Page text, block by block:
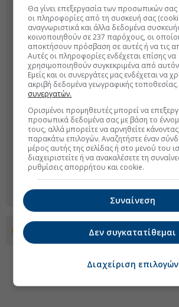
Προσθέστε το euro2day.gr στο
Θα γίνει επεξεργασία των προσωπικών
οι πληροφορίες από τη συσκευή σας
αναγνωριστικά και άλλα δεδομένα
κοινοποιηθούν σε 237 παρόχους, οι
αποκτήσουν πρόσβαση σε αυτές ή να τις
Αυτές οι πληροφορίες ενδέχεται επίσης να
χρησιμοποιηθούν συγκεκριμένα από
Εμείς και οι συνεργάτες μας ενδέχεται να
ακριβή δεδομένα γεωγραφικής
συνεργατών.
Ορισμένοι προμηθευτές μπορεί να
προσωπικά δεδομένα σας με βάση το
τους, αλλά μπορείτε να αρνηθείτε
παρακάτω επιλογών. Αναζητήστε έναν
μέρος αυτής της σελίδας ή στο μενού του
διαχειριστείτε ή να ανακαλέσετε τη
ρυθμίσεις απορρήτου και cookie.
Συναίνεση
Δεν συγκατατίθεμαι
Διαχείριση επιλογών